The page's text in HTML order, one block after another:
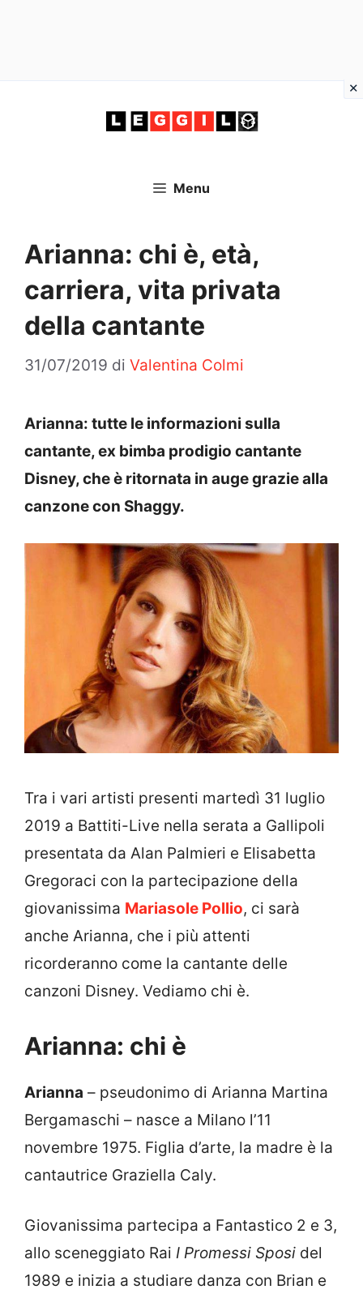
Menu
Arianna: chi è, età,
carriera, vita privata
della cantante
31/07/2019 di Valentina Colmi
Arianna: tutte le informazioni sulla
cantante, ex bimba prodigio cantante
Disney, che è ritornata in auge grazie alla
canzone con Shaggy.
Tra i vari artisti presenti martedì 31 luglio
2019 a Battiti-Live nella serata a Gallipoli
presentata da Alan Palmieri e Elisabetta
Gregoraci con la partecipazione della
giovanissima Mariasole Pollio, ci sarà
anche Arianna, che i più attenti
ricorderanno come la cantante delle
canzoni Disney. Vediamo chi è.
Arianna: chi è
Arianna – pseudonimo di Arianna Martina
Bergamaschi – nasce a Milano l’11
novembre 1975. Figlia d’arte, la madre è la
cantautrice Graziella Caly.
Giovanissima partecipa a Fantastico 2 e 3,
allo sceneggiato Rai I Promessi Sposi del
1989 e inizia a studiare danza con Brian e